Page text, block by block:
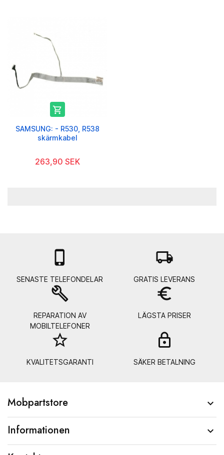

SAMSUNG: - R530, R538
skärmkabel
263,90 SEK

SENASTE TELEFONDELAR
local_shipping
GRATIS LEVERANS
build
REPARATION AV
MOBILTELEFONER
euro_symbol
LÄGSTA PRISER
star_border
KVALITETSGARANTI SÄKER BETALNING
Mobpartstore 
Informationen 